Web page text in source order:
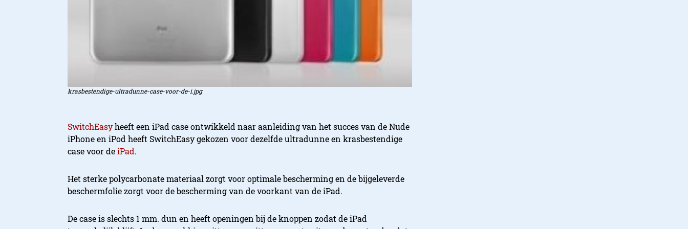
krasbestendige-ultradunne-case-voor-de-i.jpg
SwitchEasyheeft een iPad case ontwikkeld naar aanleiding van het succes van de Nude
iPhone en iPod heeft SwitchEasy gekozen voor dezelfde ultradunne en krasbestendige
case voor deiPad.
Het sterke polycarbonate materiaal zorgt voor optimale bescherming en de bijgeleverde
beschermfolie zorgt voor de bescherming van de voorkant van de iPad.
De case is slechts 1 mm. dun en heeft openingen bij de knoppen zodat de iPad